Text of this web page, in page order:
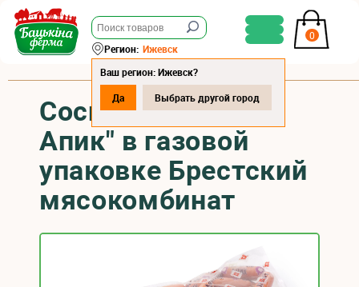
0
Регион: Ижевск
Ваш регион: Ижевск?
Да
Выбрать другой город
Сосиски "Добрый
Апик" в газовой
упаковке Брестский
мясокомбинат